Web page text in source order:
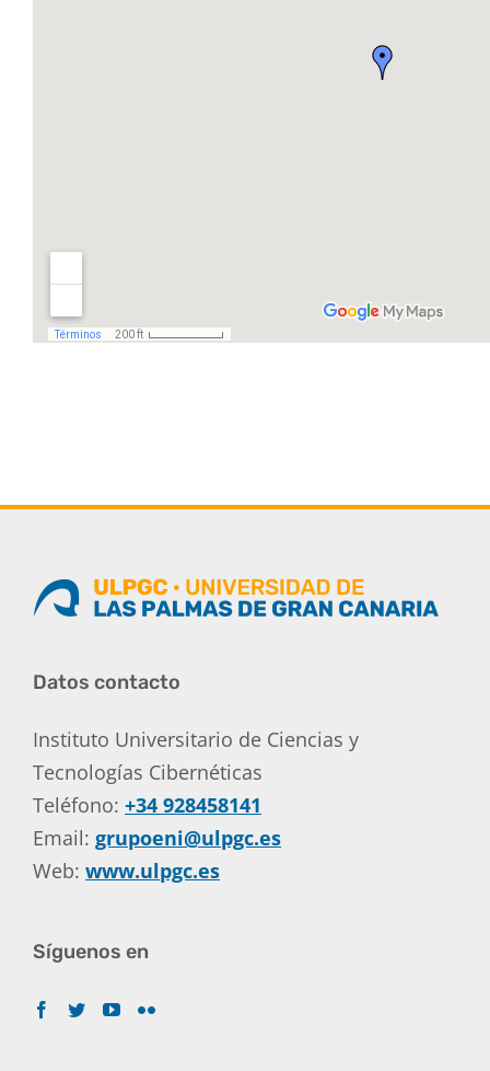
Datos contacto
Instituto Universitario de Ciencias y
Tecnologías Cibernéticas
Teléfono: +34 928458141
Email: grupoeni@ulpgc.es
Web: www.ulpgc.es
Síguenos en